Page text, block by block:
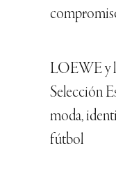
LOEWE y
Selección
moda,
fútbol